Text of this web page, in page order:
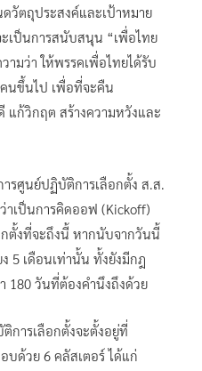
วัตถุประสงค์และเป้าหมาย
เป็นการสนับสนุน “เพื่อไทย
มว่า ให้พรรคเพื่อไทยได้รับ
คนขึ้นไป เพื่อที่จะคืน
แก้วิกฤต สร้างความหวังและ
ารศูนย์ปฏิบัติการเลือกตั้ง ส.ส.
าเป็นการคิดออฟ (Kickoff)
กตั้งที่จะถึงนี้ หากนับจากวันนี้
5 เดือนเท่านั้น ทั้งยังมีกฎ
180 วันที่ต้องคำนึงถึงด้วย
การเลือกตั้งจะตั้งอยู่ที่
บด้วย 6 คลัสเตอร์ ได้แก่